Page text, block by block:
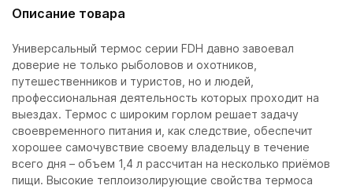
Описание товара
Универсальный термос серии FDH давно завоевал
доверие не только рыболовов и охотников,
путешественников и туристов, но и людей,
профессиональная деятельность которых проходит на
выездах. Термос с широким горлом решает задачу
своевременного питания и, как следствие, обеспечит
хорошее самочувствие своему владельцу в течение
всего дня – объем 1,4 л рассчитан на несколько приёмов
пищи. Высокие теплоизолирующие свойства термоса